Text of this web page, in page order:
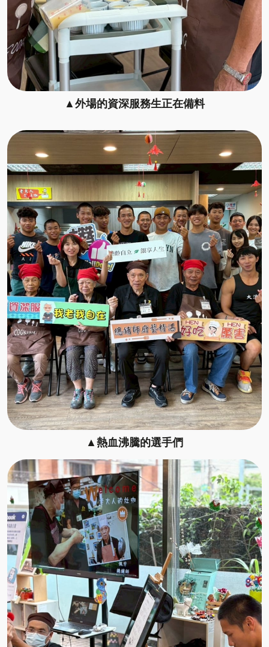
▲外場的資深服務生正在備料
▲熱血沸騰的選手們